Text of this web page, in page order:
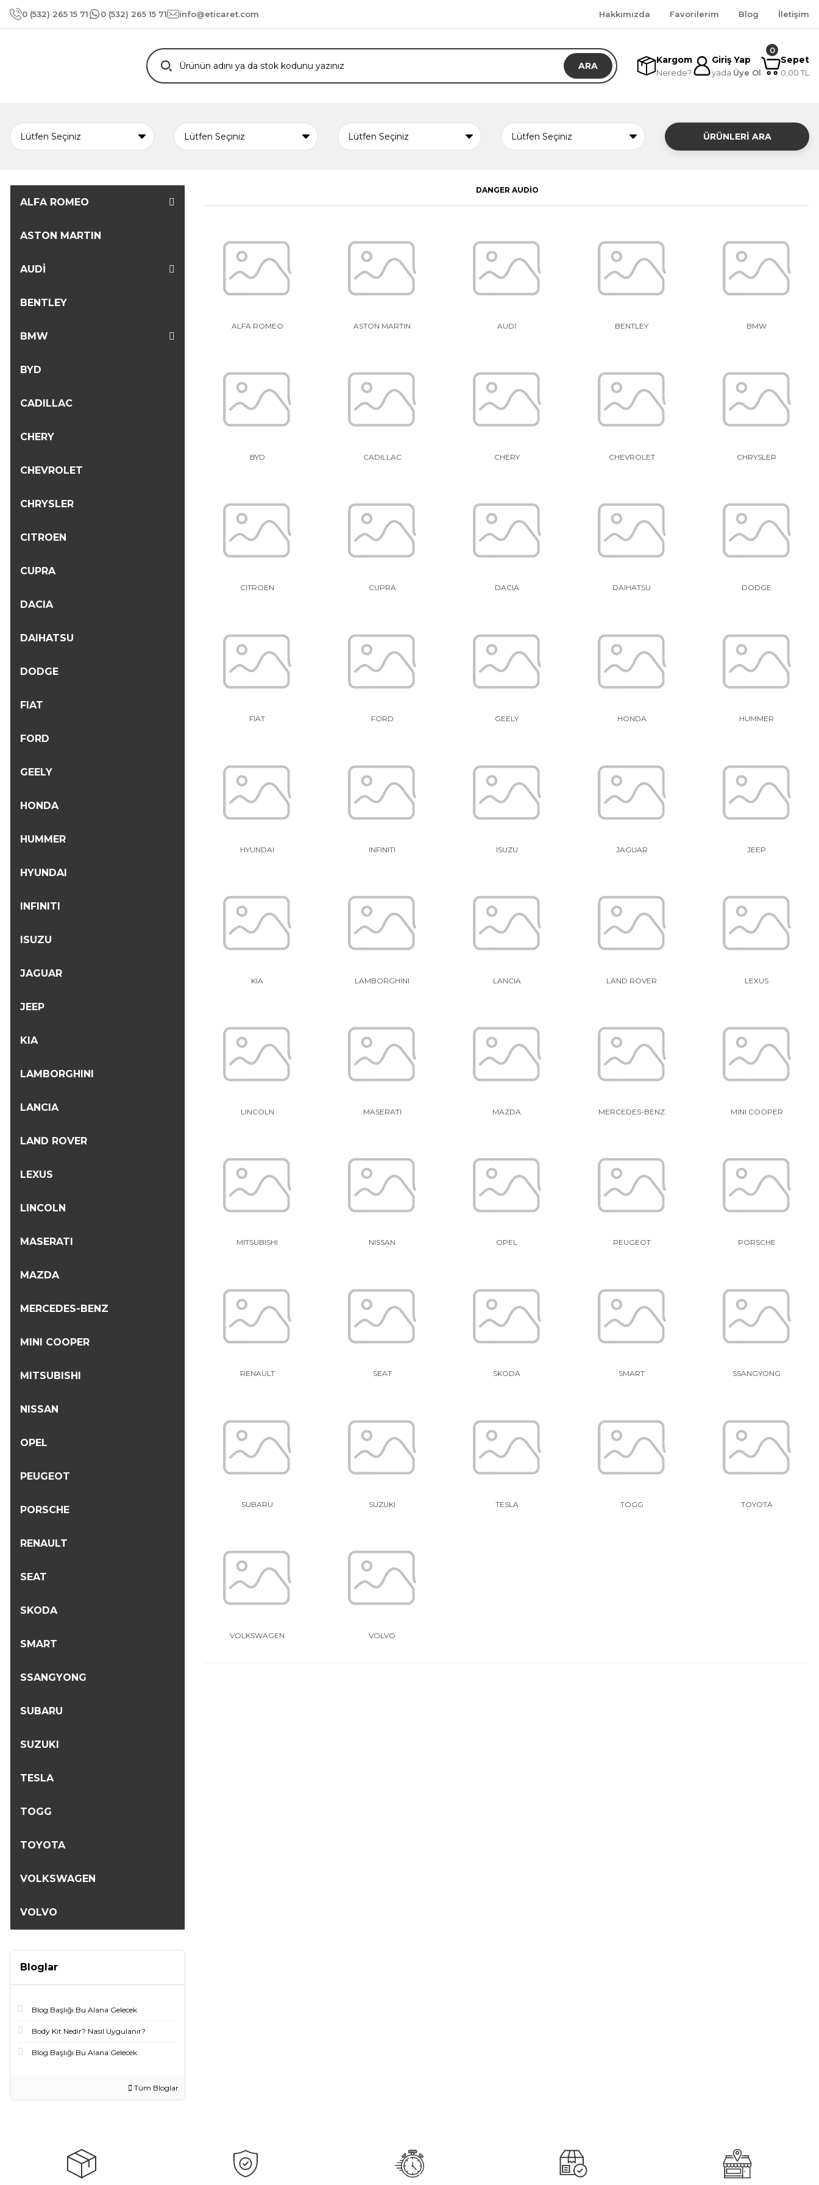
0 (532) 265 15 71 0 (532) 265 15 71 info@eticaret.com Hakkımızda Favorilerim Blog İletişim
ARA
Kargom
Nerede?
Giriş Yap
yada Üye Ol
Sepet
0,00 TL
0
ÜRÜNLERİ ARA
ALFA ROMEO
ASTON MARTIN
AUDİ
BENTLEY
BMW
BYD
CADILLAC
CHERY
CHEVROLET
CHRYSLER
CITROEN
CUPRA
DACIA
DAIHATSU
DODGE
FIAT
FORD
GEELY
HONDA
HUMMER
HYUNDAI
INFINITI
ISUZU
JAGUAR
JEEP
KIA
LAMBORGHINI
LANCIA
LAND ROVER
LEXUS
LINCOLN
MASERATI
MAZDA
MERCEDES-BENZ
MINI COOPER
MITSUBISHI
NISSAN
OPEL
PEUGEOT
PORSCHE
RENAULT
SEAT
SKODA
SMART
SSANGYONG
SUBARU
SUZUKI
TESLA
TOGG
TOYOTA
VOLKSWAGEN
VOLVO
Bloglar
Blog Başlığı Bu Alana Gelecek
Body Kit Nedir? Nasıl Uygulanır?
Blog Başlığı Bu Alana Gelecek
Tüm Bloglar
DANGER AUDİO
ALFA ROMEO ASTON MARTIN AUDİ BENTLEY BMW
BYD CADILLAC CHERY CHEVROLET CHRYSLER
CITROEN CUPRA DACIA DAIHATSU DODGE
FIAT FORD GEELY HONDA HUMMER
HYUNDAI INFINITI ISUZU JAGUAR JEEP
KIA LAMBORGHINI LANCIA LAND ROVER LEXUS
LINCOLN MASERATI MAZDA MERCEDES-BENZ MINI COOPER
MITSUBISHI NISSAN OPEL PEUGEOT PORSCHE
RENAULT SEAT SKODA SMART SSANGYONG
SUBARU SUZUKI TESLA TOGG TOYOTA
VOLKSWAGEN VOLVO